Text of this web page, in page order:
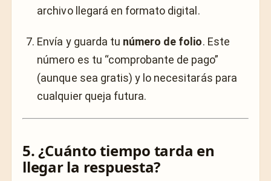
archivo llegará en formato digital.
Envía y guarda tu número de folio. Este
número es tu “comprobante de pago”
(aunque sea gratis) y lo necesitarás para
cualquier queja futura.
5. ¿Cuánto tiempo tarda en
llegar la respuesta?